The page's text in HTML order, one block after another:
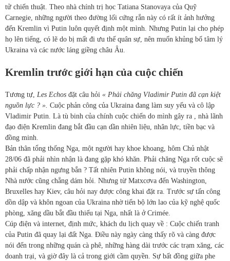
tử chiến thuật. Theo nhà chính trị học Tatiana Stanovaya của Quỹ
Carnegie, những người theo đường lối cứng rắn này có rất ít ảnh hưởng
đến Kremlin vì Putin luôn quyết định một mình. Nhưng Putin lại cho phép
họ lên tiếng, có lẽ do bị mất đi ưu thế quân sự, nên muốn khủng bố tâm lý
Ukraina và các nước láng giềng châu Âu.
Kremlin trước giới hạn của cuộc chiến
Tương tự, Les Echos đặt câu hỏi « Phải chăng Vladimir Putin đã cạn kiệt
nguồn lực ? ». Cuộc phản công của Ukraina đang làm suy yếu và cô lập
Vladimir Putin. Là tù binh của chính cuộc chiến do mình gây ra , nhà lãnh
đạo điện Kremlin đang bắt đầu cạn dần nhiên liệu, nhân lực, tiền bạc và
đồng minh.
Bản thân tổng thống Nga, một người hay khoe khoang, hôm Chủ nhật
28/06 đã phải nhìn nhận là đang gặp khó khăn. Phải chăng Nga rốt cuộc sẽ
phải chấp nhận ngưng bắn ? Tất nhiên Putin không nói, và truyền thông
Nhà nước cũng chẳng dám hỏi. Nhưng từ Matxcơva đến Washington,
Bruxelles hay Kiev, câu hỏi nay được công khai đặt ra. Trước sự tấn công
dồn dập và khôn ngoan của Ukraina nhờ tiến bộ lớn lao của kỹ nghệ quốc
phòng, xăng dầu bắt đầu thiếu tại Nga, nhất là ở Crimée.
Cúp điện và internet, định mức, khách du lịch quay về : Cuộc chiến tranh
của Putin đã quay lại đất Nga. Điều này ngày càng thấy rõ và càng được
nói đến trong những quán cà phê, những hàng dài trước các trạm xăng, các
doanh trại, và giờ đây là cả trong giới cầm quyền. Sự bất đồng giữa phe